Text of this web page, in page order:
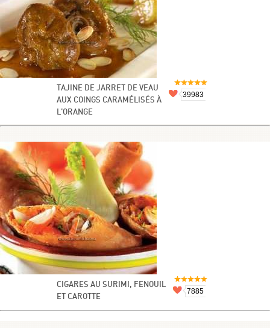
TAJINE DE JARRET DE VEAU
AUX COINGS CARAMÉLISÉS À
L’ORANGE
39983
CIGARES AU SURIMI, FENOUIL
ET CAROTTE
7885